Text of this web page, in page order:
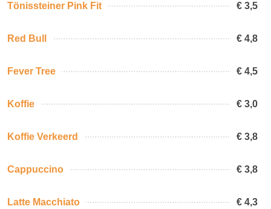
Tönissteiner Pink Fit € 3,5
Red Bull € 4,8
Fever Tree € 4,5
Koffie € 3,0
Koffie Verkeerd € 3,8
Cappuccino € 3,8
Latte Macchiato € 4,3